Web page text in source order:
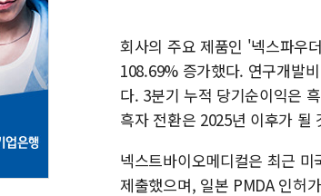
회사의 주요 제품인 '넥스파우
108.69% 증가했다. 연구개발
다. 3분기 누적 당기순이익은
흑자 전환은 2025년 이후가 될
넥스트바이오메디컬은 최근
제출했으며, 일본 PMDA 인허